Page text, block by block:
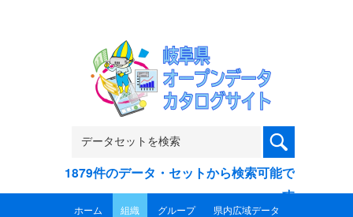
1879件のデータ・セットから検索可能で
す
ホーム 組織 グループ 県内広域データ